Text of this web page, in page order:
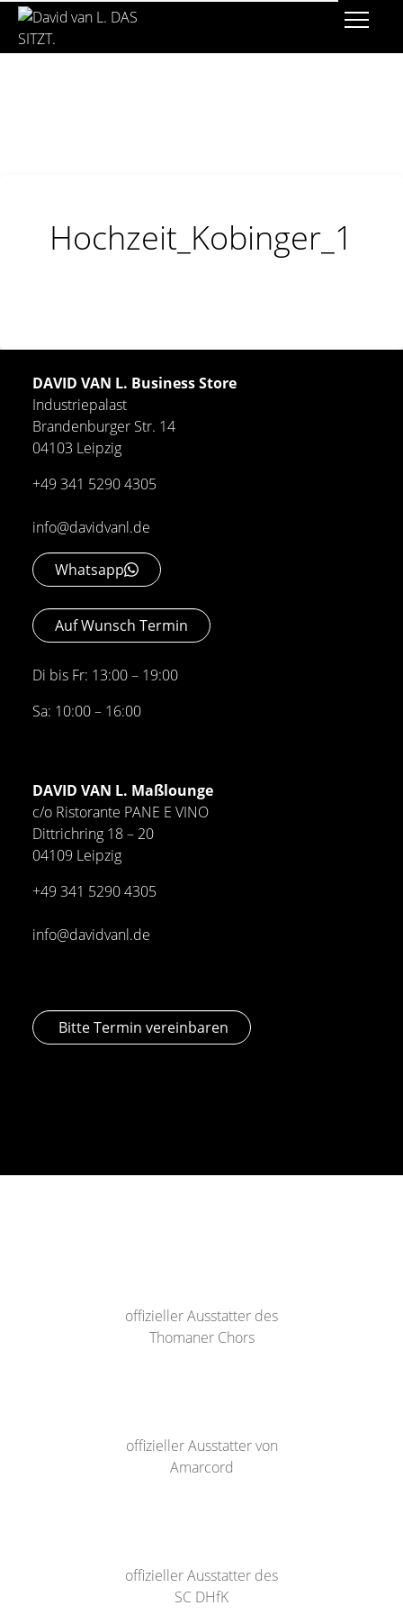
Hochzeit_Kobinger_1
DAVID VAN L. Business Store
Industriepalast
Brandenburger Str. 14
04103 Leipzig
+49 341 5290 4305
info@davidvanl.de
Whatsapp
Auf Wunsch Termin
Di bis Fr: 13:00 – 19:00
Sa: 10:00 – 16:00
DAVID VAN L. Maßlounge
c/o Ristorante PANE E VINO
Dittrichring 18 – 20
04109 Leipzig
+49 341 5290 4305
info@davidvanl.de
Bitte Termin vereinbaren
offizieller Ausstatter des
Thomaner Chors
offizieller Ausstatter von
Amarcord
offizieller Ausstatter des
SC DHfK